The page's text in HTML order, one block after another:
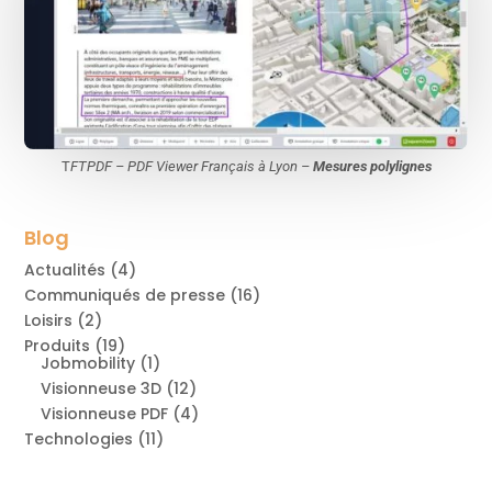
TFTPDF – PDF Viewer Français à Lyon – Mesures polylignes
Blog
Actualités (4)
Communiqués de presse (16)
Loisirs (2)
Produits (19)
Jobmobility (1)
Visionneuse 3D (12)
Visionneuse PDF (4)
Technologies (11)